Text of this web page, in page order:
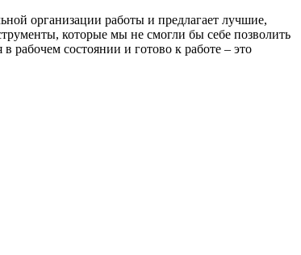
организации работы и предлагает лучшие,
которые мы не смогли бы себе позволить
рабочем состоянии и готово к работе – это